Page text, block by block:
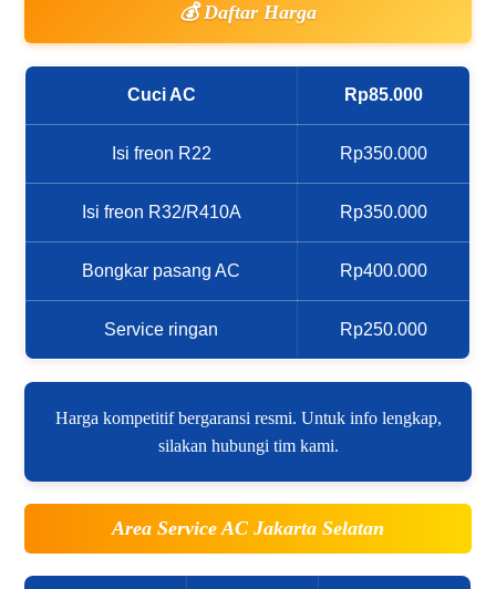
💰 Daftar Harga
Cuci AC Rp85.000
Isi freon R22 Rp350.000
Isi freon R32/R410A Rp350.000
Bongkar pasang AC Rp400.000
Service ringan Rp250.000
Harga kompetitif bergaransi resmi. Untuk info lengkap,
silakan hubungi tim kami.
Area Service AC Jakarta Selatan